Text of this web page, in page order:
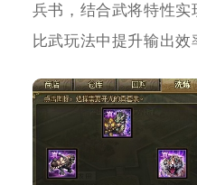
兵书，结合武将特性
比武玩法中提升输出效